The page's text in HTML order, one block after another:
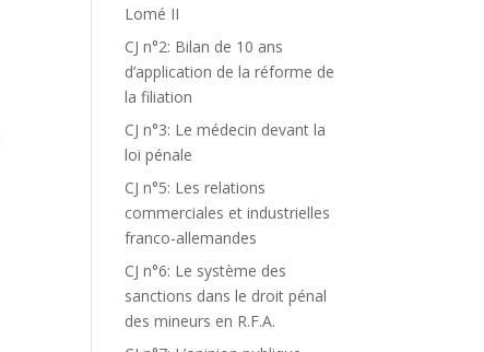
Lomé II
CJ n°2: Bilan de 10 ans
d’application de la réforme de
la filiation
CJ n°3: Le médecin devant la
loi pénale
CJ n°5: Les relations
commerciales et industrielles
franco-allemandes
CJ n°6: Le système des
sanctions dans le droit pénal
des mineurs en R.F.A.